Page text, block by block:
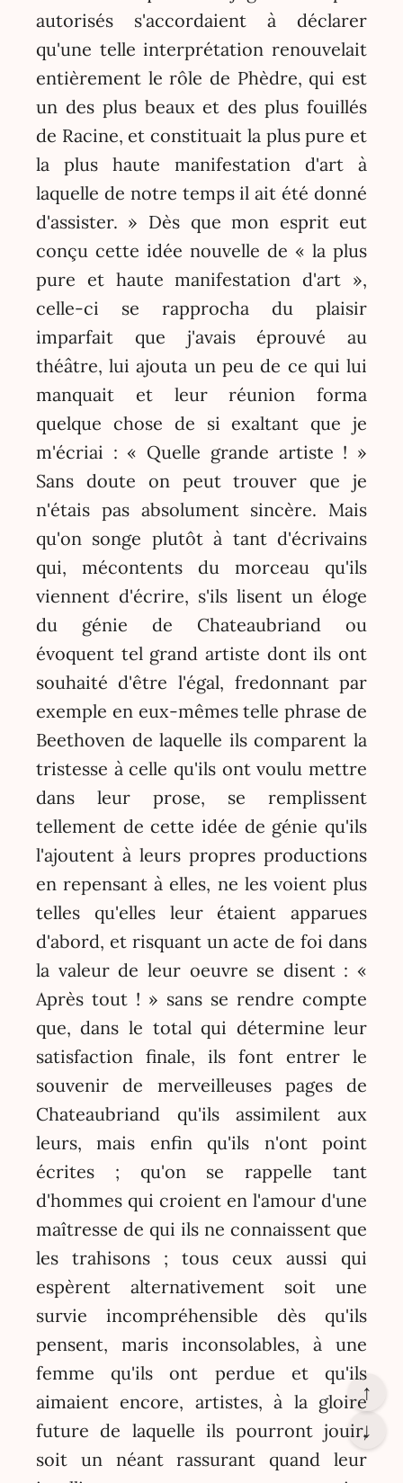
autorisés s'accordaient à déclarer
qu'une telle interprétation renouvelait
entièrement le rôle de Phèdre, qui est
un des plus beaux et des plus fouillés
de Racine, et constituait la plus pure et
la plus haute manifestation d'art à
laquelle de notre temps il ait été donné
d'assister. » Dès que mon esprit eut
conçu cette idée nouvelle de « la plus
pure et haute manifestation d'art »,
celle-ci se rapprocha du plaisir
imparfait que j'avais éprouvé au
théâtre, lui ajouta un peu de ce qui lui
manquait et leur réunion forma
quelque chose de si exaltant que je
m'écriai : « Quelle grande artiste ! »
Sans doute on peut trouver que je
n'étais pas absolument sincère. Mais
qu'on songe plutôt à tant d'écrivains
qui, mécontents du morceau qu'ils
viennent d'écrire, s'ils lisent un éloge
du génie de Chateaubriand ou
évoquent tel grand artiste dont ils ont
souhaité d'être l'égal, fredonnant par
exemple en eux-mêmes telle phrase de
Beethoven de laquelle ils comparent la
tristesse à celle qu'ils ont voulu mettre
dans leur prose, se remplissent
tellement de cette idée de génie qu'ils
l'ajoutent à leurs propres productions
en repensant à elles, ne les voient plus
telles qu'elles leur étaient apparues
d'abord, et risquant un acte de foi dans
la valeur de leur oeuvre se disent : «
Après tout ! » sans se rendre compte
que, dans le total qui détermine leur
satisfaction finale, ils font entrer le
souvenir de merveilleuses pages de
Chateaubriand qu'ils assimilent aux
leurs, mais enfin qu'ils n'ont point
écrites ; qu'on se rappelle tant
d'hommes qui croient en l'amour d'une
maîtresse de qui ils ne connaissent que
les trahisons ; tous ceux aussi qui
espèrent alternativement soit une
survie incompréhensible dès qu'ils
pensent, maris inconsolables, à une
femme qu'ils ont perdue et qu'ils
aimaient encore, artistes, à la gloire
future de laquelle ils pourront jouir,
soit un néant rassurant quand leur
↑
↓